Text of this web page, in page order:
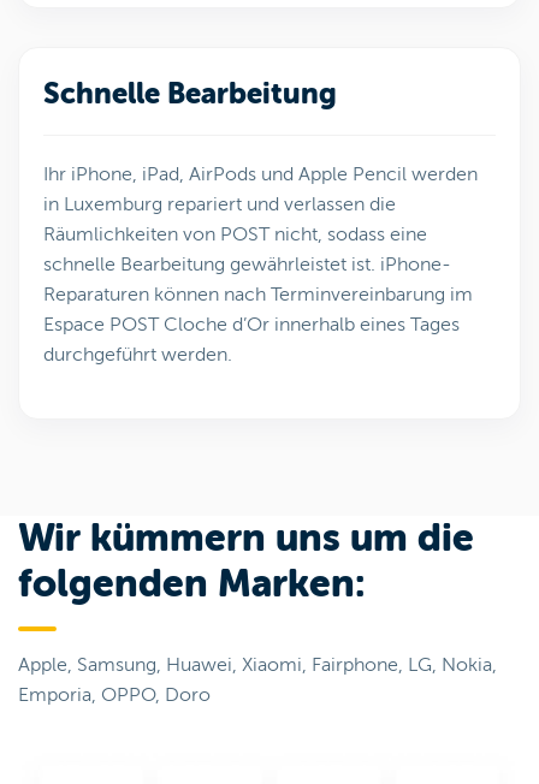
Schnelle Bearbeitung
Ihr iPhone, iPad, AirPods und Apple Pencil werden
in Luxemburg repariert und verlassen die
Räumlichkeiten von POST nicht, sodass eine
schnelle Bearbeitung gewährleistet ist. iPhone-
Reparaturen können nach Terminvereinbarung im
Espace POST Cloche d’Or innerhalb eines Tages
durchgeführt werden.
Wir kümmern uns um die
folgenden Marken:
Apple, Samsung, Huawei, Xiaomi, Fairphone, LG, Nokia,
Emporia, OPPO, Doro